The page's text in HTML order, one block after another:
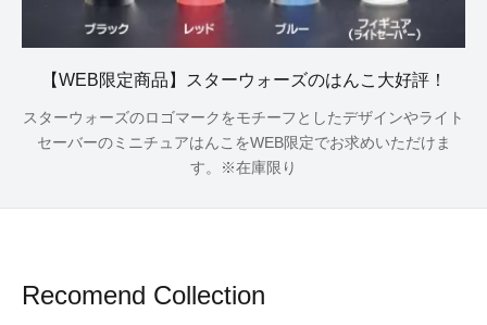
【WEB限定商品】スターウォーズのはんこ大好評！
スターウォーズのロゴマークをモチーフとしたデザインやライト
セーバーのミニチュアはんこをWEB限定でお求めいただけま
す。※在庫限り
Recomend Collection